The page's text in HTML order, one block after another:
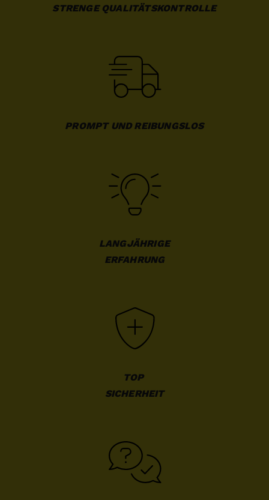
STRENGE QUALITÄTSKONTROLLE
PROMPT UND REIBUNGSLOS
LANGJÄHRIGE
ERFAHRUNG
TOP
SICHERHEIT